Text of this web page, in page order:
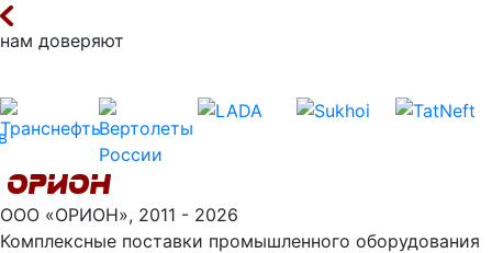
нам доверяют
ООО «ОРИОН», 2011 - 2026
Комплексные поставки промышленного оборудования